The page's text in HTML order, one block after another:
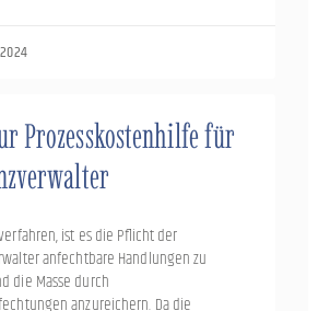
Prozesskostenhilfe für
ist es die Pflicht der
anfechtbare Handlungen zu
die Masse durch
anzureichern. Da die